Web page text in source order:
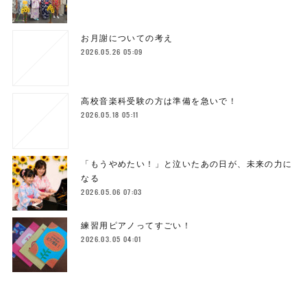
お月謝についての考え
2026.05.26 05:09
高校音楽科受験の方は準備を急いで！
2026.05.18 05:11
「もうやめたい！」と泣いたあの日が、未来の力に
なる
2026.05.06 07:03
練習用ピアノってすごい！
2026.03.05 04:01